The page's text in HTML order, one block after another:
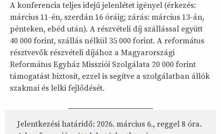
A konferencia teljes idejű jelenlétet igényel (érkezés:
március 11-én, szerdán 16 óráig; zárás: március 13-án,
pénteken, ebéd után). A részvételi díj szállással együtt
40 000 forint, szállás nélkül 35 000 forint. A református
résztvevők részvételi díjához a Magyarországi
Református Egyház Missziói Szolgálata 20 000 forint
támogatást biztosít, ezzel is segítve a szolgálatban állók
szakmai és lelki fejlődését.
Jelentkezési határidő: 2026. március 6., reggel 8 óra.